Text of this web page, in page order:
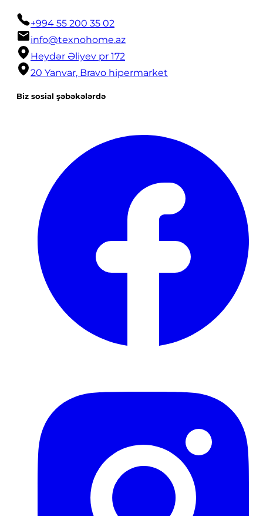
+994 55 200 35 02
info@texnohome.az
Heydər Əliyev pr 172
20 Yanvar, Bravo hipermarket
Biz sosial şəbəkələrdə